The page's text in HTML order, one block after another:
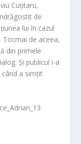
Cuțitaru,
de
lui în cazul
Tocmai de aceea,
din primele
Și publicul i-a
când a simțit